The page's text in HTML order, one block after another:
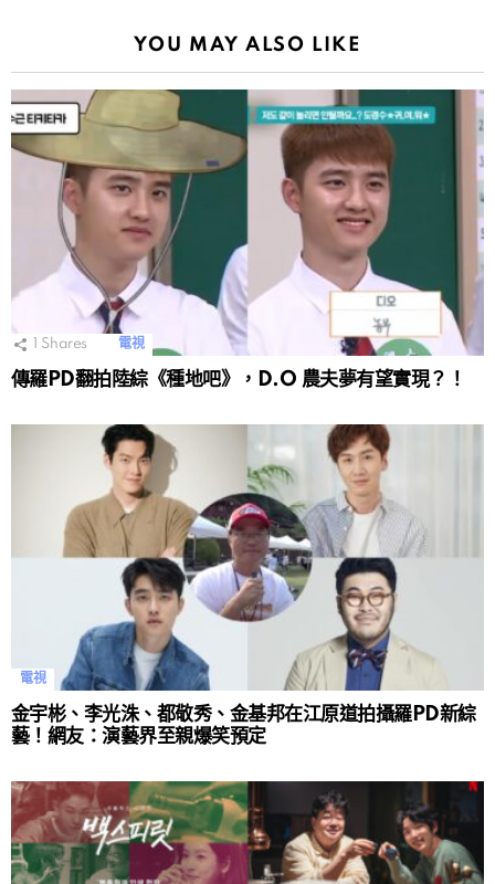
YOU MAY ALSO LIKE
Shares 電視
傳羅PD翻拍陸綜《種地吧》，D.O 農夫夢有望實現？！
電視
金宇彬、李光洙、都敬秀、金基邦在江原道拍攝羅PD新綜
藝！網友：演藝界至親爆笑預定